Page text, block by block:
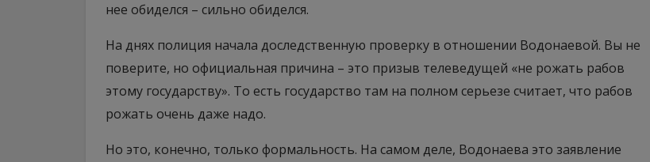
нее обиделся – сильно обиделся.
На днях полиция начала доследственную проверку в отношении Водонаевой. Вы не
поверите, но официальная причина – это призыв телеведущей «не рожать рабов
этому государству». То есть государство там на полном серьезе считает, что рабов
рожать очень даже надо.
Но это, конечно, только формальность. На самом деле, Водонаева это заявление